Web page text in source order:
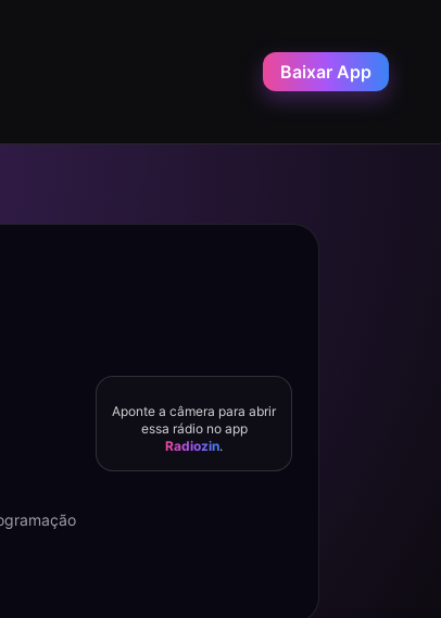
Baixar App
Aponte a câmera para abrir
essa rádio no app
Radiozin.